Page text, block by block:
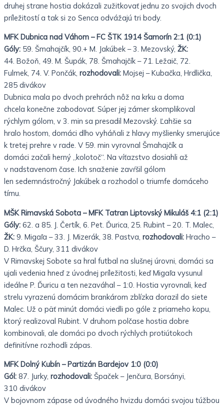
druhej strane hostia dokázali zužitkovať jednu zo svojich dvoch
príležitostí a tak si zo Senca odvážajú tri body.
MFK Dubnica nad Váhom – FC ŠTK 1914 Šamorín 2:1 (0:1)
Góly: 59. Šmahajčík, 90.+ M. Jakúbek – 3. Mezovský, ŽK:
44. Božoň, 49. M. Šupák, 78. Šmahajčík – 71. Ležaič, 72.
Fulmek, 74. V. Pončák, rozhodovali: Mojsej – Kubačka, Hrdlička,
285 divákov
Dubnica mala po dvoch prehrách nôž na krku a doma
chcela konečne zabodovať. Súper jej zámer skomplikoval
rýchlym gólom, v 3. min sa presadil Mezovský. Ľahšie sa
hralo hosťom, domáci dlho vyháňali z hlavy myšlienky smerujúce
k tretej prehre v rade. V 59. min vyrovnal Šmahajčík a
domáci začali herný „kolotoč“. Na víťazstvo dosiahli až
v nadstavenom čase. Ich snaženie zavŕšil gólom
len sedemnásťročný Jakúbek a rozhodol o triumfe domáceho
tímu.
MŠK Rimavská Sobota – MFK Tatran Liptovský Mikuláš 4:1 (2:1)
Góly: 62. a 85. J. Čertík, 6. Pet. Ďurica, 25. Rubint – 20. T. Malec,
ŽK: 9. Migaľa – 33. J. Mizerák, 38. Pastva, rozhodovali: Hracho –
D. Hrčka, Ščury, 311 divákov
V Rimavskej Sobote sa hral futbal na slušnej úrovni, domáci sa
ujali vedenia hneď z úvodnej príležitosti, keď Migaľa vysunul
ideálne P. Ďuricu a ten nezaváhal – 1:0. Hostia vyrovnali, keď
strelu vyrazenú domácim brankárom zblízka dorazil do siete
Malec. Už o päť minút domáci viedli po góle z priameho kopu,
ktorý realizoval Rubint. V druhom polčase hostia dobre
kombinovali, ale domáci po dvoch rýchlych protiútokoch
definitívne rozhodli zápas.
MFK Dolný Kubín – Partizán Bardejov 1:0 (0:0)
Gól: 87. Jurky, rozhodovali: Špaček – Jenčura, Borsányi,
310 divákov
V bojovnom zápase od úvodného hvizdu domáci svojou túžbou